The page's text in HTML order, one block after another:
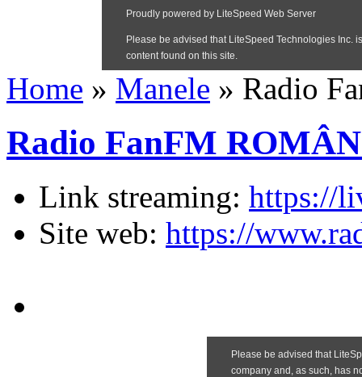
Home » Manele » Radio
Radio FanFM
Link streaming: https://
Site web: https://